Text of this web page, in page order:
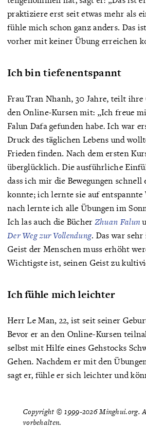
praktiziere erst seit etwas mehr als
fühle mich schon ganz anders. Das
vorher mit keiner Übung erreichen
Ich bin tiefenentspannt
Frau Tran Nhanh, 30 Jahre, teilt ihre
den Online-Kursen mit: „Ich freue
Falun Dafa gefunden habe. Ich war
Druck des täglichen Lebens und
Frieden finden. Nach dem ersten
überglücklich. Die ausführliche
dass ich mir die Bewegungen schnell
konnte; ich lernte sie auf entspannte
nach lernte ich alle Übungen im
Ich las auch die Bücher Zhuan Falun
Der Weg zur Vollendung. Das war
Geist der Menschen muss erhöht
Wichtigste ist, seinen Geist zu
Ich fühle mich leichter
Herr Le Man, 22, ist seit seiner
Bevor er an den Online-Kursen
selbst mit Hilfe eines Gehstocks
Gehen. Nachdem er mit den
sagt er, fühle er sich leichter und
Copyright © 1999-2026 Minghui.org.
vorbehalten.